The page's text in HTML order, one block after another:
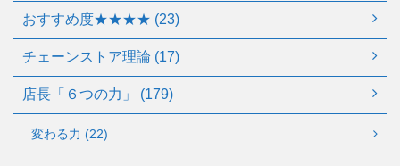
おすすめ度★★★★ (23)
チェーンストア理論 (17)
店長「６つの力」 (179)
変わる力 (22)